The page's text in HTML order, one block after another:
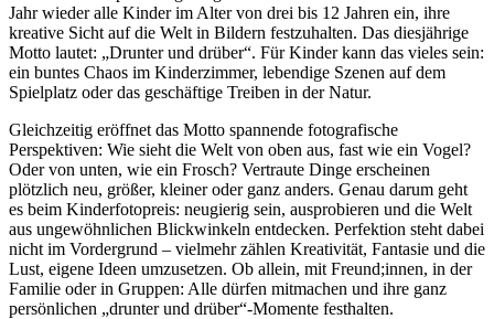
Jahr wieder alle Kinder im Alter von drei bis 12 Jahren ein, ihre
kreative Sicht auf die Welt in Bildern festzuhalten. Das diesjährige
Motto lautet: „Drunter und drüber“. Für Kinder kann das vieles sein:
ein buntes Chaos im Kinderzimmer, lebendige Szenen auf dem
Spielplatz oder das geschäftige Treiben in der Natur.
Gleichzeitig eröffnet das Motto spannende fotografische
Perspektiven: Wie sieht die Welt von oben aus, fast wie ein Vogel?
Oder von unten, wie ein Frosch? Vertraute Dinge erscheinen
plötzlich neu, größer, kleiner oder ganz anders. Genau darum geht
es beim Kinderfotopreis: neugierig sein, ausprobieren und die Welt
aus ungewöhnlichen Blickwinkeln entdecken. Perfektion steht dabei
nicht im Vordergrund – vielmehr zählen Kreativität, Fantasie und die
Lust, eigene Ideen umzusetzen. Ob allein, mit Freund;innen, in der
Familie oder in Gruppen: Alle dürfen mitmachen und ihre ganz
persönlichen „drunter und drüber“-Momente festhalten.